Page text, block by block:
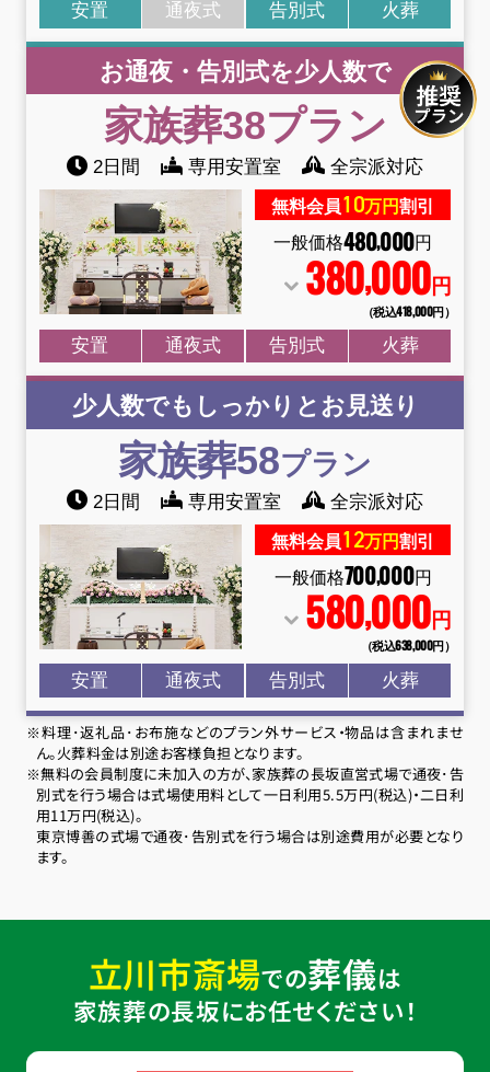
安置 通夜式 告別式 火葬
お通夜・告別式を少人数で
家族葬38プラン
2日間 専用安置室 全宗派対応
無料会員10万円割引
一般価格480,000円
380,000円
（税込418,000円）
安置 通夜式 告別式 火葬
少人数でもしっかりとお見送り
家族葬58プラン
2日間 専用安置室 全宗派対応
無料会員12万円割引
一般価格700,000円
580,000円
（税込638,000円）
安置 通夜式 告別式 火葬
※料理･返礼品･お布施などのプラン外サービス・物品は含まれませ
ん。火葬料金は別途お客様負担となります。
※無料の会員制度に未加入の方が、家族葬の長坂直営式場で通夜･告
別式を行う場合は式場使用料として一日利用5.5万円(税込)・二日利
用11万円(税込)。
東京博善の式場で通夜･告別式を行う場合は別途費用が必要となり
ます。
立川市斎場での葬儀は
家族葬の長坂にお任せください！